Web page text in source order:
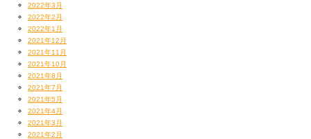
2022年3月
2022年2月
2022年1月
2021年12月
2021年11月
2021年10月
2021年8月
2021年7月
2021年5月
2021年4月
2021年3月
2021年2月